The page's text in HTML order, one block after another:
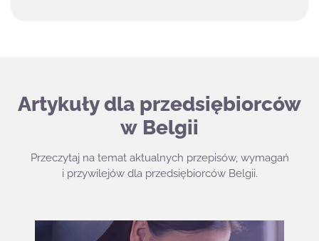
Artykuły dla przedsiębiorców
w Belgii
Przeczytaj na temat aktualnych przepisów, wymagań
i przywilejów dla przedsiębiorców Belgii.